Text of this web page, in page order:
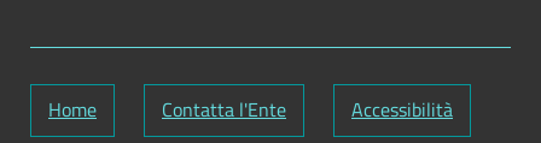
Home Contatta l'Ente Accessibilità